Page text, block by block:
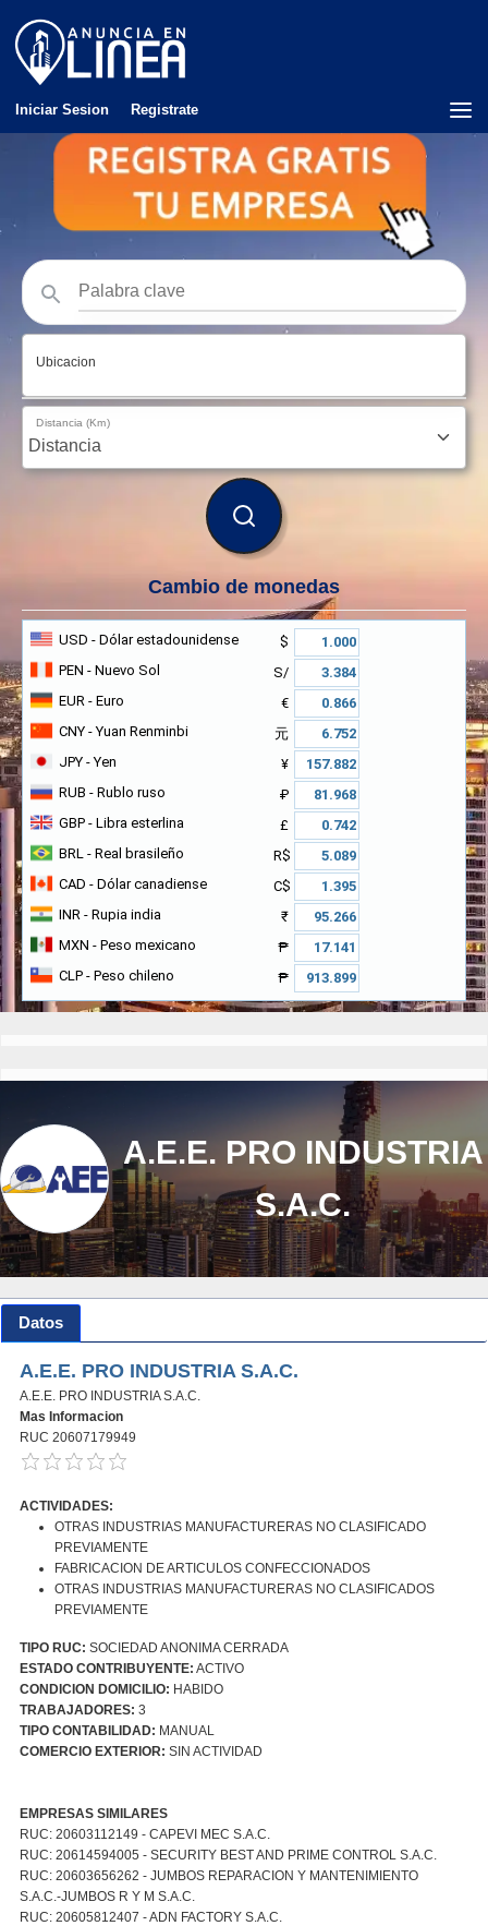
Iniciar Sesion Registrate
Ubicacion
Distancia (Km)
BUSCAR
Cambio de monedas
USD - Dólar estadounidense
$
PEN - Nuevo Sol
S/
EUR - Euro
€
CNY - Yuan Renminbi
元
JPY - Yen
¥
RUB - Rublo ruso
₽
GBP - Libra esterlina
£
BRL - Real brasileño
R$
CAD - Dólar canadiense
C$
INR - Rupia india
₹
MXN - Peso mexicano
₱
CLP - Peso chileno ₱
A.E.E. PRO INDUSTRIA
S.A.C.
Datos
A.E.E. PRO INDUSTRIA S.A.C.
A.E.E. PRO INDUSTRIA S.A.C.
Mas Informacion
RUC 20607179949
ACTIVIDADES:
OTRAS INDUSTRIAS MANUFACTURERAS NO CLASIFICADO
PREVIAMENTE
FABRICACION DE ARTICULOS CONFECCIONADOS
OTRAS INDUSTRIAS MANUFACTURERAS NO CLASIFICADOS
PREVIAMENTE
TIPO RUC: SOCIEDAD ANONIMA CERRADA
ESTADO CONTRIBUYENTE: ACTIVO
CONDICION DOMICILIO: HABIDO
TRABAJADORES: 3
TIPO CONTABILIDAD: MANUAL
COMERCIO EXTERIOR: SIN ACTIVIDAD
EMPRESAS SIMILARES
RUC: 20603112149 - CAPEVI MEC S.A.C.
RUC: 20614594005 - SECURITY BEST AND PRIME CONTROL S.A.C.
RUC: 20603656262 - JUMBOS REPARACION Y MANTENIMIENTO
S.A.C.-JUMBOS R Y M S.A.C.
RUC: 20605812407 - ADN FACTORY S.A.C.